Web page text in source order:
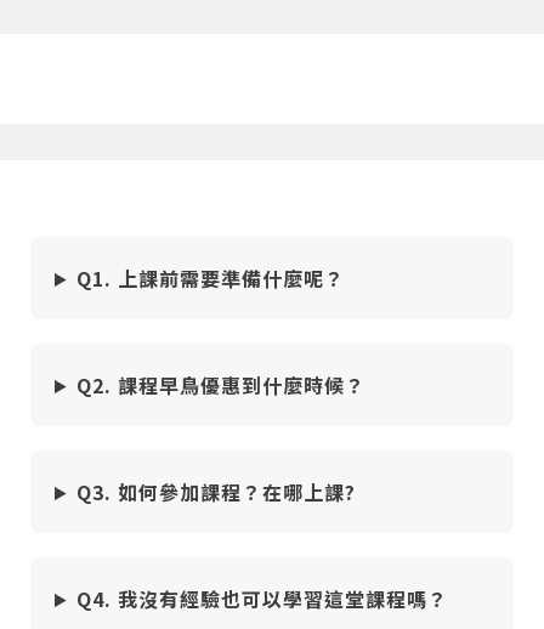
您將收到一封Email，請依照信件中的指示重新登
入。
系統偵測到您的帳號重複登入，
點擊下方「確定」將前一位使用者強制登出。
Q1. 上課前需要準備什麼呢？
Q2. 課程早鳥優惠到什麼時候？
Q3. 如何參加課程？在哪上課?
Q4. 我沒有經驗也可以學習這堂課程嗎？